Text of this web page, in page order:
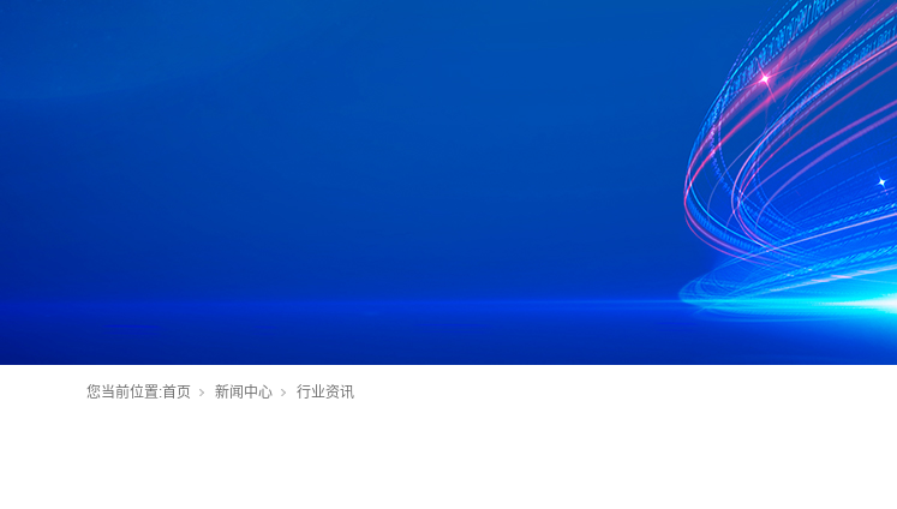
您当前位置:首页 新闻中心 行业资讯